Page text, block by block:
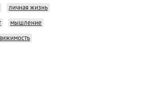
личная жизнь
мышление